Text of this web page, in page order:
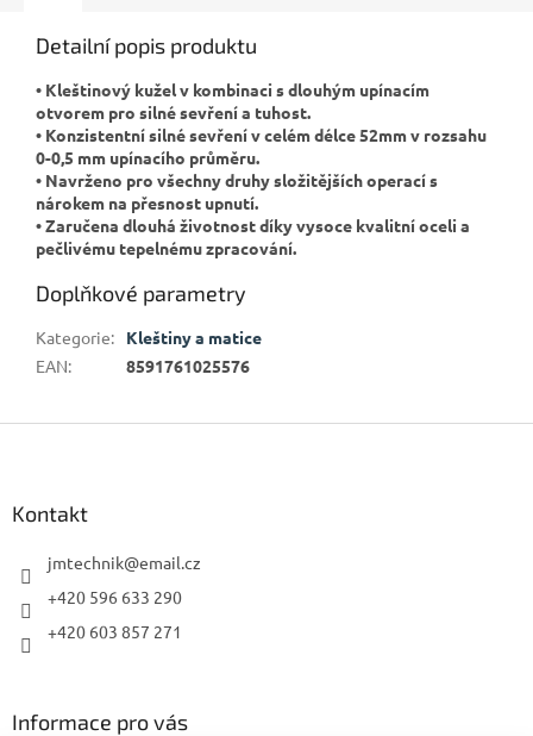
Detailní popis produktu
• Kleštinový kužel v kombinaci s dlouhým upínacím
otvorem pro silné sevření a tuhost.
• Konzistentní silné sevření v celém délce 52mm v rozsahu
0-0,5 mm upínacího průměru.
• Navrženo pro všechny druhy složitějších operací s
nárokem na přesnost upnutí.
• Zaručena dlouhá životnost díky vysoce kvalitní oceli a
pečlivému tepelnému zpracování.
Doplňkové parametry
Kategorie:
Kleštiny a matice
EAN: 8591761025576
Kontakt
jmtechnik@email.cz
+420 596 633 290
+420 603 857 271
Informace pro vás